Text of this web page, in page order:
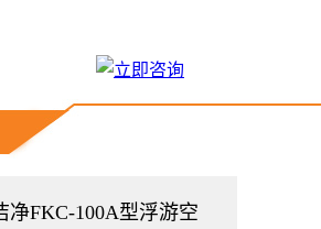
净FKC-100A型浮游空